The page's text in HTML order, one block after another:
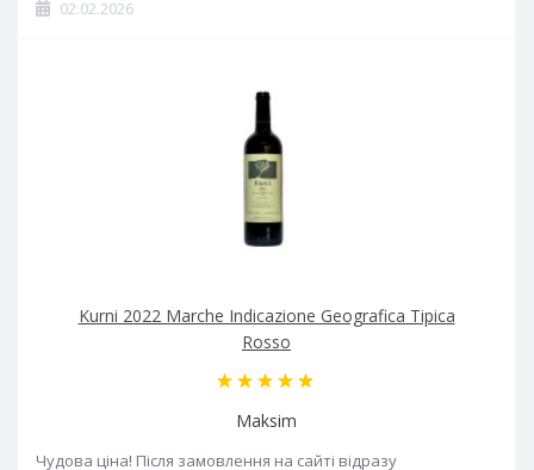
02.02.2026
Kurni 2022 Marche Indicazione Geografica Tipica
Rosso
Maksim
Чудова ціна! Після замовлення на сайті відразу